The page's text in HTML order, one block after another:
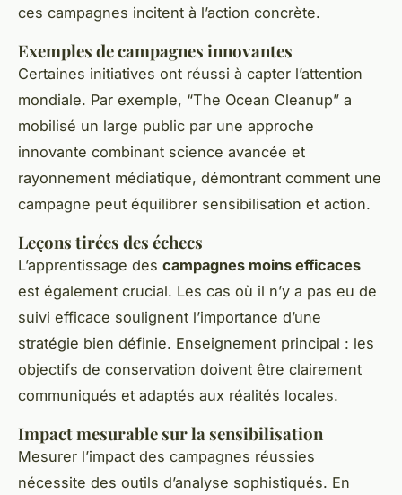
ces campagnes incitent à l’action concrète.
Exemples de campagnes innovantes
Certaines initiatives ont réussi à capter l’attention
mondiale. Par exemple, “The Ocean Cleanup” a
mobilisé un large public par une approche
innovante combinant science avancée et
rayonnement médiatique, démontrant comment une
campagne peut équilibrer sensibilisation et action.
Leçons tirées des échecs
L’apprentissage des campagnes moins efficaces
est également crucial. Les cas où il n’y a pas eu de
suivi efficace soulignent l’importance d’une
stratégie bien définie. Enseignement principal : les
objectifs de conservation doivent être clairement
communiqués et adaptés aux réalités locales.
Impact mesurable sur la sensibilisation
Mesurer l’impact des campagnes réussies
nécessite des outils d’analyse sophistiqués. En